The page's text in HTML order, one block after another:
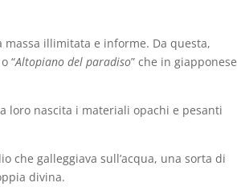
illimitata e informe. Da questa,
o “Altopiano del paradiso” che in giapponese
loro nascita i materiali opachi e pesanti
che galleggiava sull’acqua, una sorta di
divina.